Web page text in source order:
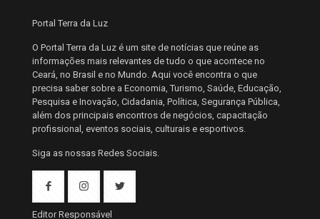
Portal Terra da Luz
O Portal Terra da Luz é um site de notícias que reúne as
informações mais relevantes de tudo o que acontece no
Ceará, no Brasil e no Mundo. Aqui você encontra o que
precisa saber sobre a Economia, Turismo, Saúde, Educação,
Pesquisa e Inovação, Cidadania, Política, Segurança Pública,
além dos principais encontros de negócios, capacitação
profissional, eventos sociais, culturais e esportivos.
Siga as nossas Redes Sociais.
Editor Responsável